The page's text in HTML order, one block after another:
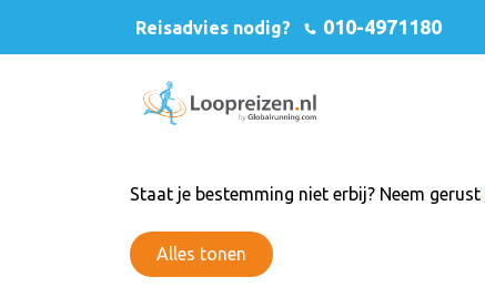
Reisadvies nodig? 010-4971180
Staat je bestemming niet erbij? Neem gerust
Alles tonen